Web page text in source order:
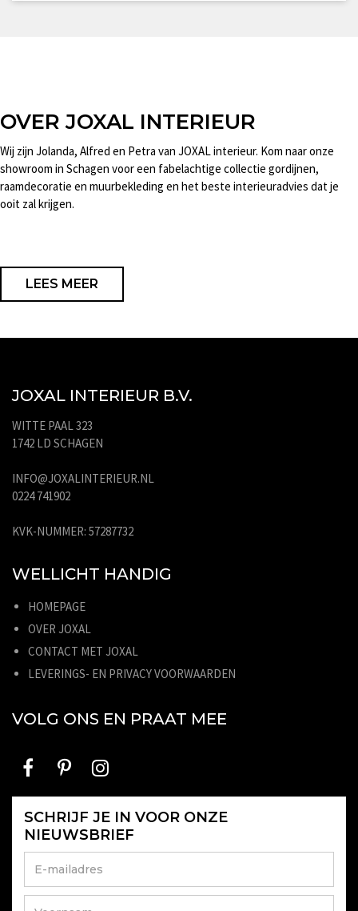
OVER JOXAL INTERIEUR
Wij zijn Jolanda, Alfred en Petra van JOXAL interieur. Kom naar onze
showroom in Schagen voor een fabelachtige collectie gordijnen,
raamdecoratie en muurbekleding en het beste interieuradvies dat je
ooit zal krijgen.
LEES MEER
JOXAL INTERIEUR B.V.
WITTE PAAL 323
1742 LD SCHAGEN
INFO@JOXALINTERIEUR.NL
0224 741902
KVK-NUMMER: 57287732
WELLICHT HANDIG
HOMEPAGE
OVER JOXAL
CONTACT MET JOXAL
LEVERINGS- EN PRIVACY VOORWAARDEN
VOLG ONS EN PRAAT MEE
SCHRIJF JE IN VOOR ONZE
NIEUWSBRIEF